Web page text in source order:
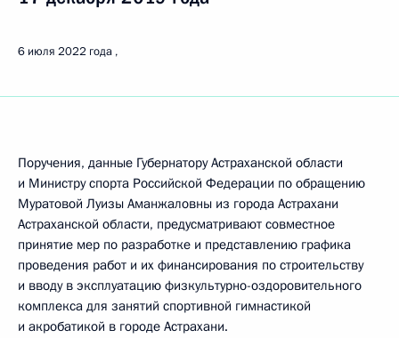
6 июля 2022 года
Поручения, данные Губернатору Астраханской области
и Министру спорта Российской Федерации по обращению
Муратовой Луизы Аманжаловны из города Астрахани
Астраханской области, предусматривают совместное
принятие мер по разработке и представлению графика
проведения работ и их финансирования по строительству
и вводу в эксплуатацию физкультурно-оздоровительного
комплекса для занятий спортивной гимнастикой
и акробатикой в городе Астрахани.